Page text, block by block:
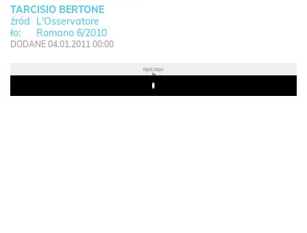
TARCISIO BERTONE
L'Osservatore
Romano 6/2010
DODANE 04.01.2011 00:00
REKLAMA
Play